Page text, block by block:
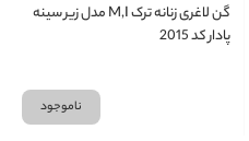
گن لاغری زنانه ترک M,I مدل زیر سینه
پادار کد 2015
ناموجود